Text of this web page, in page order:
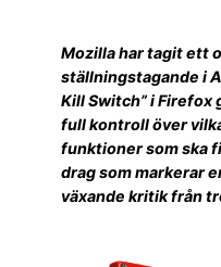
Mozilla har tagit ett
ställningstagande i
Kill Switch” i Firefox
full kontroll över
funktioner som ska
drag som markerar
växande kritik från